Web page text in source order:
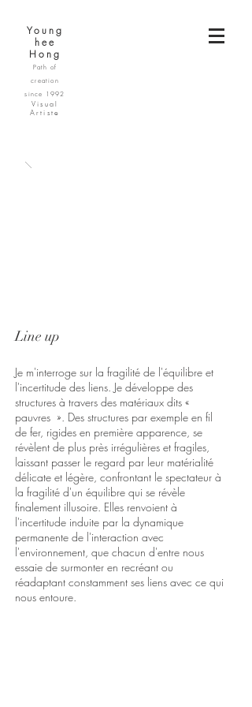
Young
hee
Hong
Path of
creation
since 1992
Visual
Artiste
Line up
Je m'interroge sur la fragilité de l'équilibre et
l'incertitude des liens. Je développe des
structures à travers des matériaux dits «
pauvres ». Des structures par exemple en fil
de fer, rigides en première apparence, se
révèlent de plus près irrégulières et fragiles,
laissant passer le regard par leur matérialité
délicate et légère, confrontant le spectateur à
la fragilité d'un équilibre qui se révèle
finalement illusoire. Elles renvoient à
l'incertitude induite par la dynamique
permanente de l'interaction avec
l'environnement, que chacun d'entre nous
essaie de surmonter en recréant ou
réadaptant constamment ses liens avec ce qui
nous entoure.